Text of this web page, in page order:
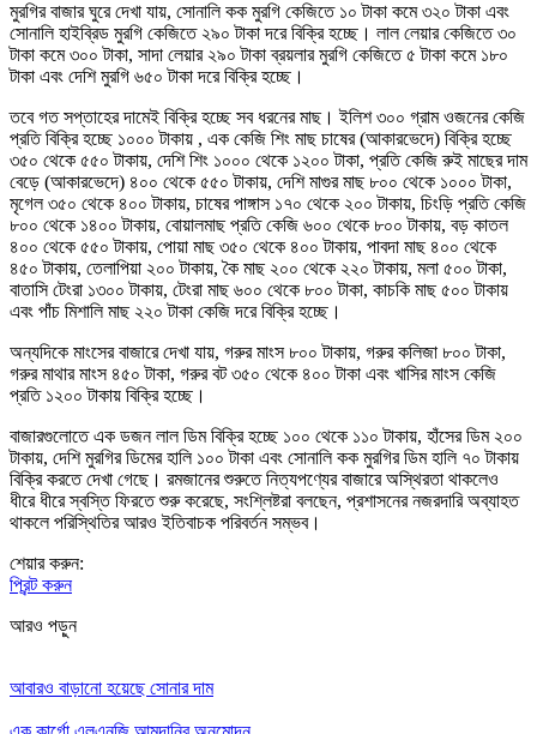
মুরগির বাজার ঘুরে দেখা যায়, সোনালি কক মুরগি কেজিতে ১০ টাকা কমে ৩২০ টাকা এবং
সোনালি হাইব্রিড মুরগি কেজিতে ২৯০ টাকা দরে বিক্রি হচ্ছে। লাল লেয়ার কেজিতে ৩০
টাকা কমে ৩০০ টাকা, সাদা লেয়ার ২৯০ টাকা ব্রয়লার মুরগি কেজিতে ৫ টাকা কমে ১৮০
টাকা এবং দেশি মুরগি ৬৫০ টাকা দরে বিক্রি হচ্ছে।
তবে গত সপ্তাহের দামেই বিক্রি হচ্ছে সব ধরনের মাছ। ইলিশ ৩০০ গ্রাম ওজনের কেজি
প্রতি বিক্রি হচ্ছে ১০০০ টাকায় , এক কেজি শিং মাছ চাষের (আকারভেদে) বিক্রি হচ্ছে
৩৫০ থেকে ৫৫০ টাকায়, দেশি শিং ১০০০ থেকে ১২০০ টাকা, প্রতি কেজি রুই মাছের দাম
বেড়ে (আকারভেদে) ৪০০ থেকে ৫৫০ টাকায়, দেশি মাগুর মাছ ৮০০ থেকে ১০০০ টাকা,
মৃগেল ৩৫০ থেকে ৪০০ টাকায়, চাষের পাঙ্গাস ১৭০ থেকে ২০০ টাকায়, চিংড়ি প্রতি কেজি
৮০০ থেকে ১৪০০ টাকায়, বোয়ালমাছ প্রতি কেজি ৬০০ থেকে ৮০০ টাকায়, বড় কাতল
৪০০ থেকে ৫৫০ টাকায়, পোয়া মাছ ৩৫০ থেকে ৪০০ টাকায়, পাবদা মাছ ৪০০ থেকে
৪৫০ টাকায়, তেলাপিয়া ২০০ টাকায়, কৈ মাছ ২০০ থেকে ২২০ টাকায়, মলা ৫০০ টাকা,
বাতাসি টেংরা ১৩০০ টাকায়, টেংরা মাছ ৬০০ থেকে ৮০০ টাকা, কাচকি মাছ ৫০০ টাকায়
এবং পাঁচ মিশালি মাছ ২২০ টাকা কেজি দরে বিক্রি হচ্ছে।
অন্যদিকে মাংসের বাজারে দেখা যায়, গরুর মাংস ৮০০ টাকায়, গরুর কলিজা ৮০০ টাকা,
গরুর মাথার মাংস ৪৫০ টাকা, গরুর বট ৩৫০ থেকে ৪০০ টাকা এবং খাসির মাংস কেজি
প্রতি ১২০০ টাকায় বিক্রি হচ্ছে।
বাজারগুলোতে এক ডজন লাল ডিম বিক্রি হচ্ছে ১০০ থেকে ১১০ টাকায়, হাঁসের ডিম ২০০
টাকায়, দেশি মুরগির ডিমের হালি ১০০ টাকা এবং সোনালি কক মুরগির ডিম হালি ৭০ টাকায়
বিক্রি করতে দেখা গেছে। রমজানের শুরুতে নিত্যপণ্যের বাজারে অস্থিরতা থাকলেও
ধীরে ধীরে স্বস্তি ফিরতে শুরু করেছে, সংশ্লিষ্টরা বলছেন, প্রশাসনের নজরদারি অব্যাহত
থাকলে পরিস্থিতির আরও ইতিবাচক পরিবর্তন সম্ভব।
শেয়ার করুন:
প্রিন্ট করুন
আরও পড়ুন
আবারও বাড়ানো হয়েছে সোনার দাম